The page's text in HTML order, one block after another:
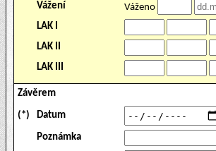
Vážení
Váženo
LAK I
LAK II
LAK III
Závěrem
(*) Datum
Poznámka